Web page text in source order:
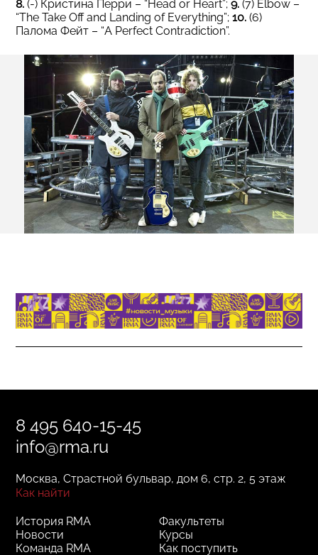
8. (-) Кристина Перри – “Head or Heart”; 9. (7) Elbow –
“The Take Off and Landing of Everything”; 10. (6)
Палома Фейт – “A Perfect Contradiction”.
8 495 640-15-45
info@rma.ru
Москва, Страстной бульвар, дом 6, стр. 2, 5 этаж
Как найти
Факультеты
Курсы
Как поступить
История RMA
Новости
Команда RMA